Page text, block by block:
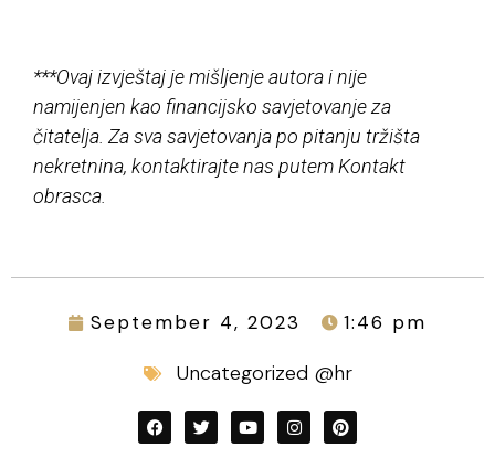
***Ovaj izvještaj je mišljenje autora i nije
namijenjen kao financijsko savjetovanje za
čitatelja. Za sva savjetovanja po pitanju tržišta
nekretnina, kontaktirajte nas putem Kontakt
obrasca.
September 4, 2023 1:46 pm
Uncategorized @hr